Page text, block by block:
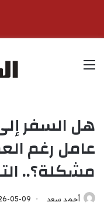
القائمة
هل السفر
عامل رغم
مشكلة؟..
أحمد سعد 05-09